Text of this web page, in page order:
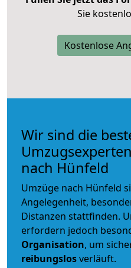
Sie
Kostenlose
Wir sind die
nach Hünfeld
Umzüge nach Hünfeld
Angelegenheit,
Distanzen stattfinden.
erfordern jedoch
Organisation, um
reibungslosverläuft.